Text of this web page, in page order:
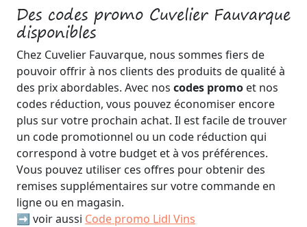
Des codes promo Cuvelier Fauvarque
disponibles
Chez Cuvelier Fauvarque, nous sommes fiers de
pouvoir offrir à nos clients des produits de qualité à
des prix abordables. Avec nos codes promo et nos
codes réduction, vous pouvez économiser encore
plus sur votre prochain achat. Il est facile de trouver
un code promotionnel ou un code réduction qui
correspond à votre budget et à vos préférences.
Vous pouvez utiliser ces offres pour obtenir des
remises supplémentaires sur votre commande en
ligne ou en magasin.
➡️ voir aussi Code promo Lidl Vins